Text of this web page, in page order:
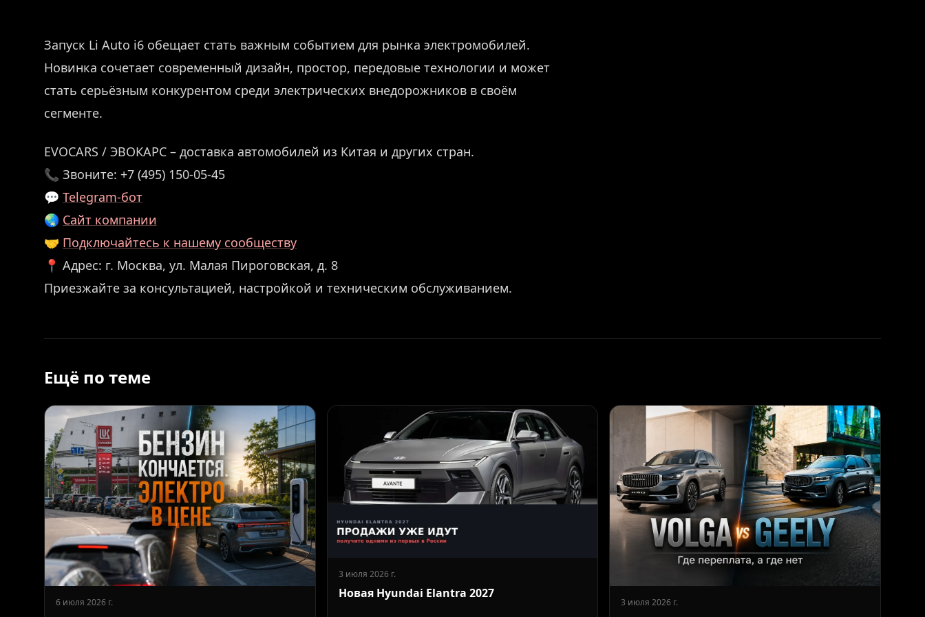
Запуск Li Auto i6 обещает стать важным событием для рынка электромобилей.
Новинка сочетает современный дизайн, простор, передовые технологии и может
стать серьёзным конкурентом среди электрических внедорожников в своём
сегменте.
EVOCARS / ЭВОКАРС – доставка автомобилей из Китая и других стран.
📞 Звоните: +7 (495) 150-05-45
💬 Telegram-бот
🌏 Сайт компании
🤝 Подключайтесь к нашему сообществу
📍 Адрес: г. Москва, ул. Малая Пироговская, д. 8
Приезжайте за консультацией, настройкой и техническим обслуживанием.
Ещё по теме
6 июля 2026 г.
3 июля 2026 г.
Новая Hyundai Elantra 2027
3 июля 2026 г.